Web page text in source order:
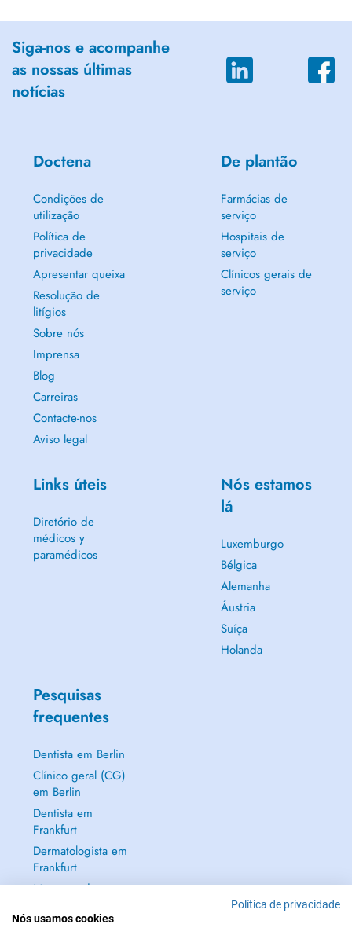
Siga-nos e acompanhe
as nossas últimas
notícias
Doctena
Condições de
utilização
Política de
privacidade
Apresentar queixa
Resolução de
litígios
Sobre nós
Imprensa
Blog
Carreiras
Contacte-nos
Aviso legal
De plantão
Farmácias de
serviço
Hospitais de
serviço
Clínicos gerais de
serviço
Links úteis
Diretório de
médicos y
paramédicos
Nós estamos
lá
Luxemburgo
Bélgica
Alemanha
Áustria
Suíça
Holanda
Pesquisas
frequentes
Dentista em Berlin
Clínico geral (CG)
em Berlin
Dentista em
Frankfurt
Dermatologista em
Frankfurt
Mostrar tudo →
Política de privacidade
Nós usamos cookies